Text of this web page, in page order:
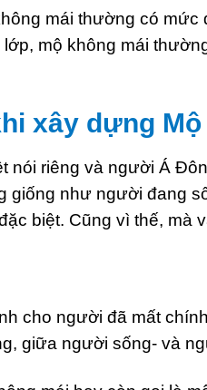
mái thường có
mộ không mái
xây dựng
nói riêng và người Á
giống như người đang
biệt. Cũng vì thế, mà
cho người đã mất
giữa người sống- và